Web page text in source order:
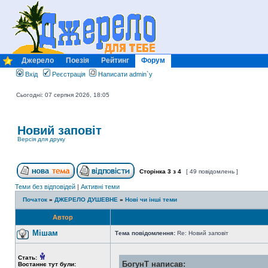
Джерело Поезія Рейтинг Форум
Вхід Реєстрація Написати admin`у
Сьогодні: 07 серпня 2026, 18:05
Новий заповіт
Версія для друку
Сторінка 3 з 4 [ 49 повідомлень ]
Теми без відповідей | Активні теми
Початок » ДЖЕРЕЛО ДУШЕВНЕ » Нові чи інші теми
Автор
Мішам Тема повідомлення: Re: Новий заповіт
Стать:
Востаннє тут були:
БогунТ написав: